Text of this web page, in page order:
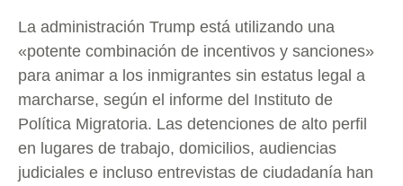
La administración Trump está utilizando una
«potente combinación de incentivos y sanciones»
para animar a los inmigrantes sin estatus legal a
marcharse, según el informe del Instituto de
Política Migratoria. Las detenciones de alto perfil
en lugares de trabajo, domicilios, audiencias
judiciales e incluso entrevistas de ciudadanía han